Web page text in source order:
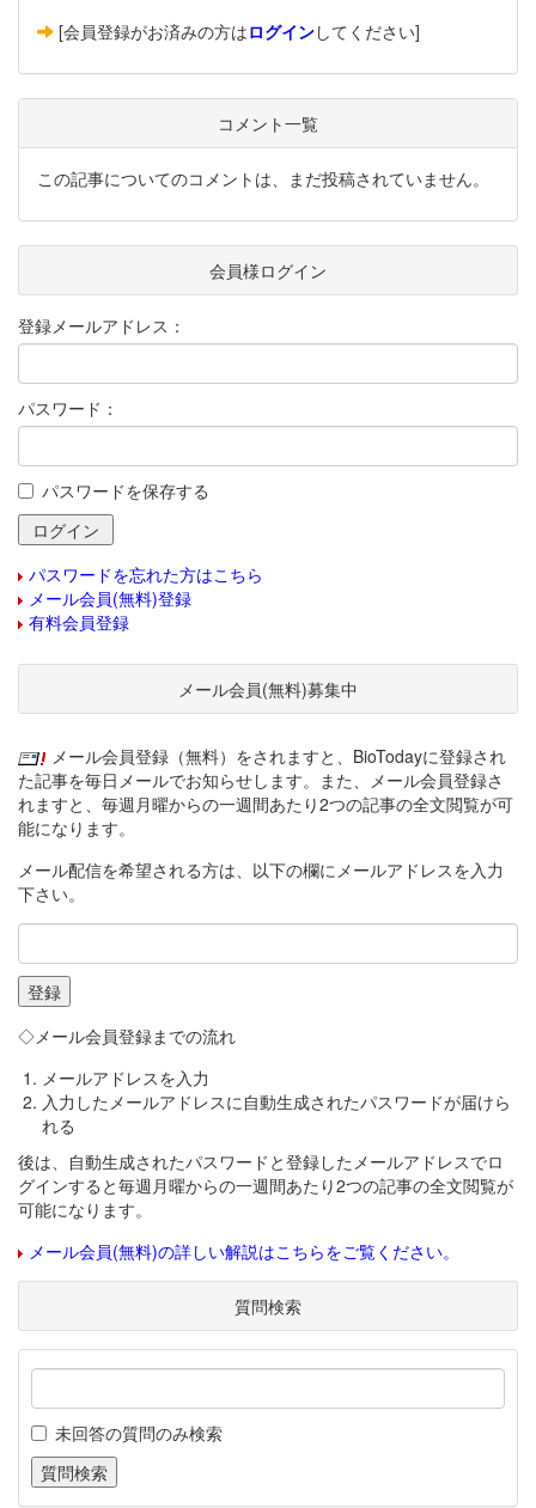
[会員登録がお済みの方はログインしてください]
コメント一覧
この記事についてのコメントは、まだ投稿されていません。
会員様ログイン
登録メールアドレス：
パスワード：
パスワードを保存する
パスワードを忘れた方はこちら
メール会員(無料)登録
有料会員登録
メール会員(無料)募集中
メール会員登録（無料）をされますと、BioTodayに登録され
た記事を毎日メールでお知らせします。また、メール会員登録さ
れますと、毎週月曜からの一週間あたり2つの記事の全文閲覧が可
能になります。
メール配信を希望される方は、以下の欄にメールアドレスを入力
下さい。
◇メール会員登録までの流れ
メールアドレスを入力
入力したメールアドレスに自動生成されたパスワードが届けら
れる
後は、自動生成されたパスワードと登録したメールアドレスでロ
グインすると毎週月曜からの一週間あたり2つの記事の全文閲覧が
可能になります。
メール会員(無料)の詳しい解説はこちらをご覧ください。
質問検索
未回答の質問のみ検索